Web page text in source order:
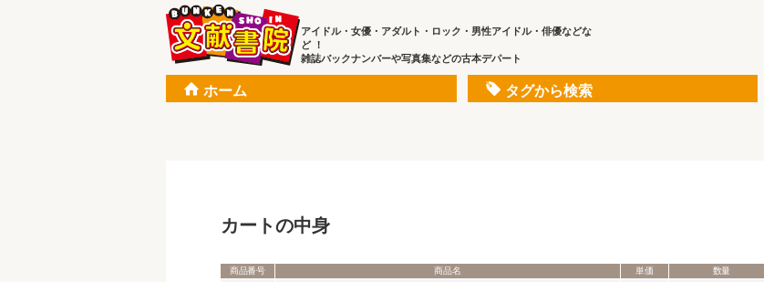
アイドル・女優・アダルト・ロック・男性アイドル・俳優などな
ど ！
雑誌バックナンバーや写真集などの古本デパート
ホーム タグから検索
カートの中身
商品番号 商品名 単価 数量